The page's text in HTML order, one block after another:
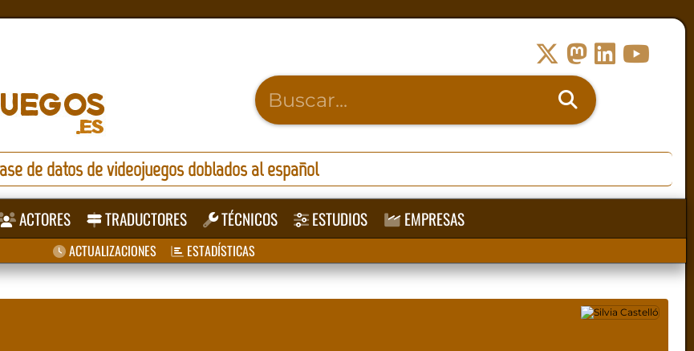
de datos de videojuegos doblados al español
ACTORES TRADUCTORES TÉCNICOS ESTUDIOS EMPRESAS
ACTUALIZACIONES ESTADÍSTICAS